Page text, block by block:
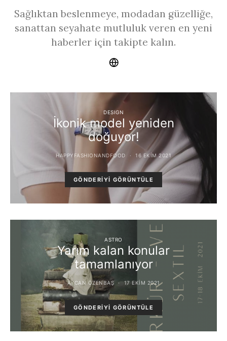
Sağlıktan beslenmeye, modadan güzelliğe,
sanattan seyahate mutluluk veren en yeni
haberler için takipte kalın.
DESIGN
İkonik model yeniden
doğuyor!
HAPPYFASHIONANDFOOD 16 EKIM 2021
GÖNDERIYI GÖRÜNTÜLE
ASTRO
Yarım kalan konular
tamamlanıyor
AYCAN ÖZENBAŞ 17 EKIM 2021
GÖNDERIYI GÖRÜNTÜLE